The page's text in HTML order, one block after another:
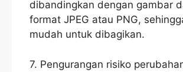
dibandingkan dengan gambar
format JPEG atau PNG,
mudah untuk dibagikan.
7. Pengurangan risiko